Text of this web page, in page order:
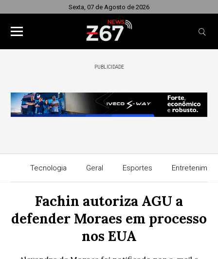
Sexta, 07 de Agosto de 2026
PUBLICIDADE
Tecnologia Geral Esportes
Fachin autoriza AGU a
defender Moraes em processo
nos EUA